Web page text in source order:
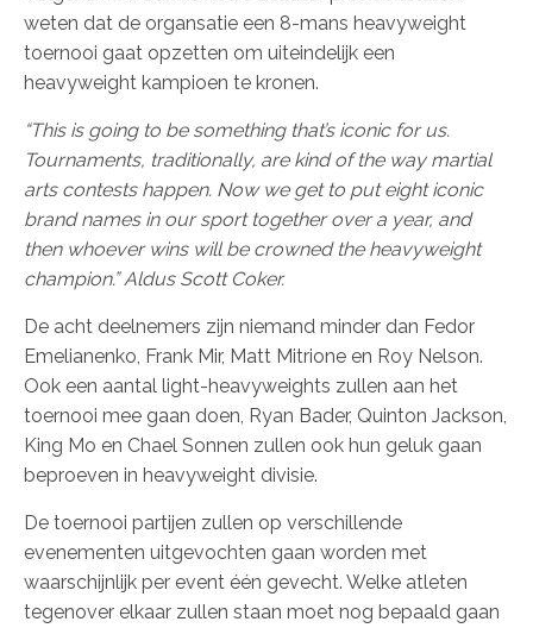
weten dat de organsatie een 8-mans heavyweight
toernooi gaat opzetten om uiteindelijk een
heavyweight kampioen te kronen.
“This is going to be something that’s iconic for us.
Tournaments, traditionally, are kind of the way martial
arts contests happen. Now we get to put eight iconic
brand names in our sport together over a year, and
then whoever wins will be crowned the heavyweight
champion.” Aldus Scott Coker.
De acht deelnemers zijn niemand minder dan Fedor
Emelianenko, Frank Mir, Matt Mitrione en Roy Nelson.
Ook een aantal light-heavyweights zullen aan het
toernooi mee gaan doen, Ryan Bader, Quinton Jackson,
King Mo en Chael Sonnen zullen ook hun geluk gaan
beproeven in heavyweight divisie.
De toernooi partijen zullen op verschillende
evenementen uitgevochten gaan worden met
waarschijnlijk per event één gevecht. Welke atleten
tegenover elkaar zullen staan moet nog bepaald gaan